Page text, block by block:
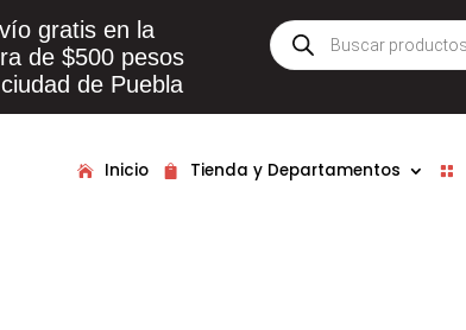
gratis en la
de $500 pesos
de Puebla
Búsqueda
de
productos
Inicio Tienda y Departamentos